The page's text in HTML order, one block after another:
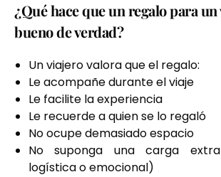
¿Qué hace que un regalo para un
bueno de verdad?
Un viajero valora que el regalo:
Le acompañe durante el viaje
Le facilite la experiencia
Le recuerde a quien se lo regaló
No ocupe demasiado espacio
No suponga una carga
logística o emocional)